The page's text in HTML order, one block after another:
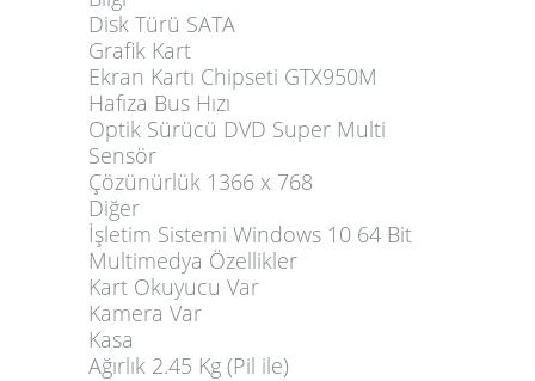
Disk Türü SATA
Grafik Kart
Ekran Kartı Chipseti GTX950M
Hafıza Bus Hızı
Optik Sürücü DVD Super Multi
Sensör
Çözünürlük 1366 x 768
Diğer
İşletim Sistemi Windows 10 64 Bit
Multimedya Özellikler
Kart Okuyucu Var
Kamera Var
Kasa
Ağırlık 2.45 Kg (Pil ile)